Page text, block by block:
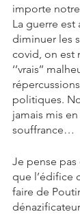
importe
La guerre est
diminuer les
covid, on est
‘’vrais’’
politiques.
jamais mis
souffrance…
Je pense
que l’édifice
faire de